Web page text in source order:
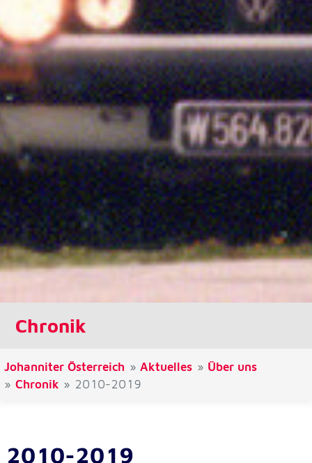
Chronik
Johanniter Österreich Aktuelles
Über uns
Chronik
2010-2019
2010-2019
Statistik
Statistik Cookies erfassen Informationen anonym.
Diese Informationen helfen uns zu verstehen, wie
unsere Besucher unsere Website nutzen.
Google Analytics
Name:
_ga, _gid, _gac_gb_
Anbieter:
Google LLC
Zweck:
Erhebung von Statistiken zur Website-Nutzung
Cookie Laufzeit:
24 Stunden - 2 Jahre
diesen externen Diensten Cookies gesetzt.